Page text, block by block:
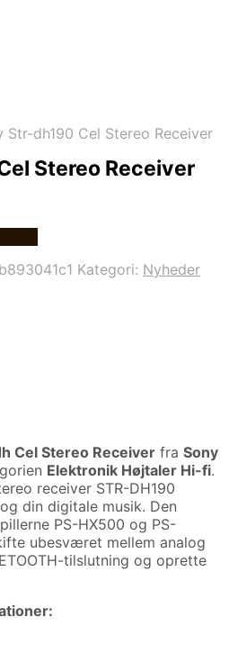
Str-dh190 Cel Stereo Receiver
Stereo Receiver
Kategori: Nyheder
Cel Stereo Receiver fra Sony
Elektronik Højtaler Hi-fi.
receiver STR-DH190
din digitale musik. Den
PS-HX500 og PS-
ubesværet mellem analog
tilslutning og oprette